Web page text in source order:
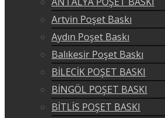
Artvin Poşet Baskı
Aydın Poşet Baskı
Balıkesir Poşet Baskı
BİLECİK POŞET BASKI
BİNGÖL POŞET BASKI
BİTLİS POŞET BASKI